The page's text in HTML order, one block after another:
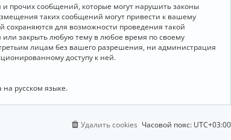
прочих сообщений, которые могут нарушить законы
таких сообщений могут привести к вашему
для возможности проведения такой
или закрыть любую тему в любое время по своему
лицам без вашего разрешения, ни администрация
доступу к ней.
русском языке.
Часовой пояс: UTC+03:00
Удалить cookies